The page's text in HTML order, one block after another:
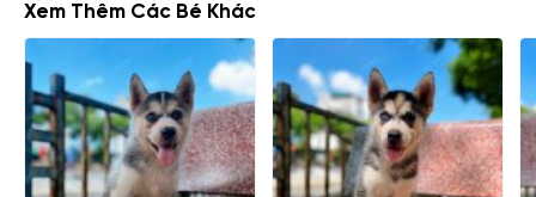
Xem Thêm Các Bé Khác